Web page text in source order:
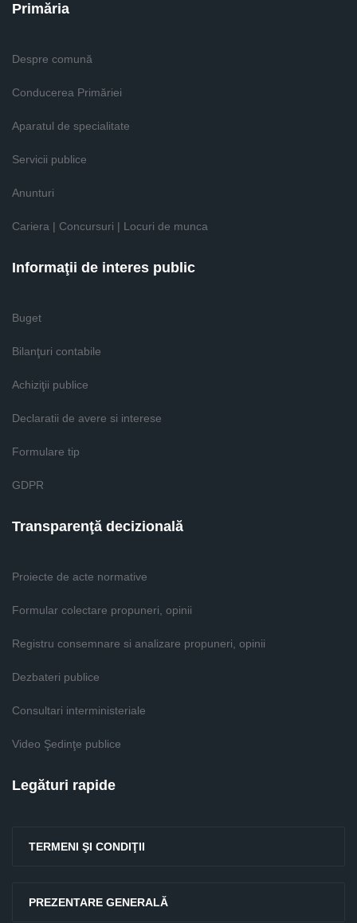
Primăria
Despre comună
Conducerea Primăriei
Aparatul de specialitate
Servicii publice
Anunturi
Cariera | Concursuri | Locuri de munca
Informaţii de interes public
Buget
Bilanţuri contabile
Achiziţii publice
Declaratii de avere si interese
Formulare tip
GDPR
Transparenţă decizională
Proiecte de acte normative
Formular colectare propuneri, opinii
Registru consemnare si analizare propuneri, opinii
Dezbateri publice
Consultari interministeriale
Video Şedinţe publice
Legături rapide
TERMENI ŞI CONDIŢII
PREZENTARE GENERALĂ